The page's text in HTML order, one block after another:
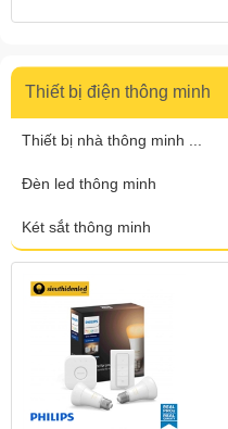
Thiết bị điện thông minh
Thiết bị nhà thông minh ...
Đèn led thông minh
Két sắt thông minh